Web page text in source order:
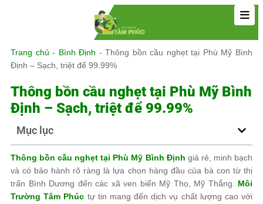
Trang chủ - Bình Định -Thông bồn cầu nghẹt tại Phù Mỹ Bình
Định – Sạch, triệt để 99.99%
Thông bồn cầu nghẹt tại Phù Mỹ Bình
Định – Sạch, triệt để 99.99%
Mục lục
Thông bồn cầu nghẹt tại Phù Mỹ Bình Định giá rẻ, minh bạch
và có bảo hành rõ ràng là lựa chọn hàng đầu của bà con từ thị
trấn Bình Dương đến các xã ven biển Mỹ Thọ, Mỹ Thắng. Môi
Trường Tâm Phúc tự tin mang đến dịch vụ chất lượng cao với